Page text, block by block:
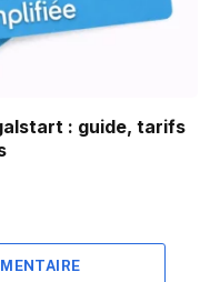
: guide, tarifs